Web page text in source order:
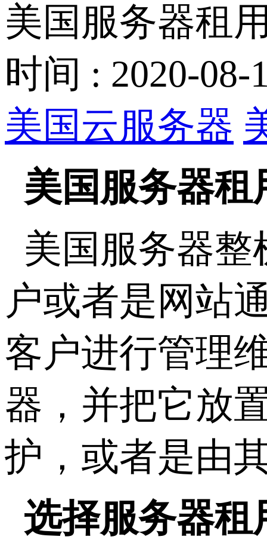
美国服务器租
时间 : 2020-08-
美国云服务器
美国服务器租
美国服务器
户或者是网站
客户进行管理
器，并把它放
护，或者是由
选择服务器租